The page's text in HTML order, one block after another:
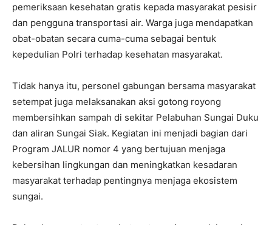
pemeriksaan kesehatan gratis kepada masyarakat pesisir
dan pengguna transportasi air. Warga juga mendapatkan
obat-obatan secara cuma-cuma sebagai bentuk
kepedulian Polri terhadap kesehatan masyarakat.
Tidak hanya itu, personel gabungan bersama masyarakat
setempat juga melaksanakan aksi gotong royong
membersihkan sampah di sekitar Pelabuhan Sungai Duku
dan aliran Sungai Siak. Kegiatan ini menjadi bagian dari
Program JALUR nomor 4 yang bertujuan menjaga
kebersihan lingkungan dan meningkatkan kesadaran
masyarakat terhadap pentingnya menjaga ekosistem
sungai.